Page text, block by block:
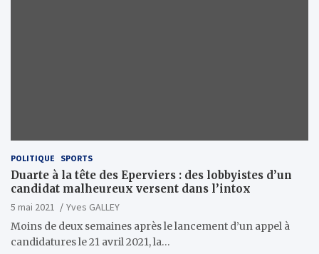
POLITIQUE SPORTS
Duarte à la tête des Eperviers : des lobbyistes d’un
candidat malheureux versent dans l’intox
5 mai 2021
Yves GALLEY
Moins de deux semaines après le lancement d’un appel à
candidatures le 21 avril 2021, la…